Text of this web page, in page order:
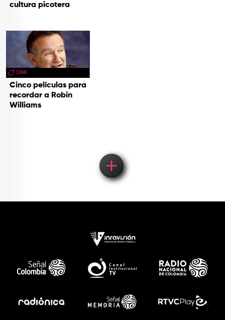
cultura picotera
CINE
Cinco películas para
recordar a Robin
Williams